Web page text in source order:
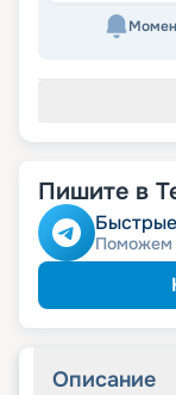
Пишите в
Поможем
Описание